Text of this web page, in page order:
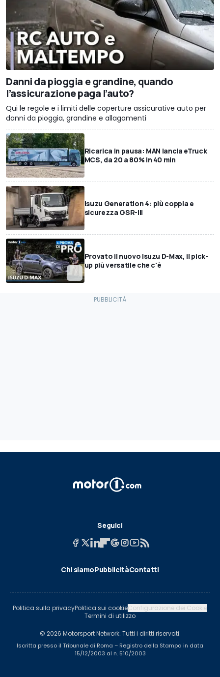
Danni da pioggia e grandine, quando
l’assicurazione paga l’auto?
Qui le regole e i limiti delle coperture assicurative auto per
danni da pioggia, grandine e allagamenti
Ricarica in pausa: MAN lancia eTruck
MCS, da 20 a 80% in 40 min
Isuzu Generation 4: più coppia e
sicurezza GSR-III
Provato il nuovo Isuzu D-Max, il pick-
up più versatile che c'è
Seguici
Chi siamoPubblicitàContatti
Politica sulla privacyPolitica sui cookieConfigurazione dei Cookie
Termini di utilizzo
© 2026 Motorsport Network. Tutti i diritti riservati.
Iscritta presso il Tribunale di Roma – Registro della Stampa in data
15/12/2003 al n. 510/2003